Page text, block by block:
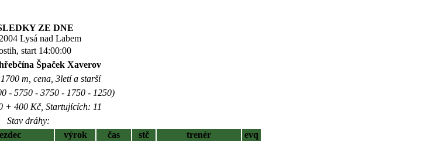
ZE DNE
Lysá nad Labem
start 14:00:00
Špaček Xaverov
m, cena, 3letí a starší
- 5750 - 3750 - 1750 - 1250)
+ 400 Kč, Startujících: 11
Stav dráhy:
výrok čas stč trenér
evq